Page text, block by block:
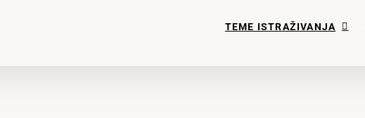
TEME ISTRAŽIVANJA